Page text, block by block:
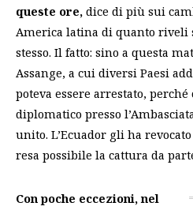
queste ore, dice di più sui
America latina di quanto riveli
stesso. Il fatto: sino a questa
Assange, a cui diversi Paesi
poteva essere arrestato,
diplomatico presso
unito. L’Ecuador gli ha
resa possibile la cattura da
Con poche eccezioni, nel